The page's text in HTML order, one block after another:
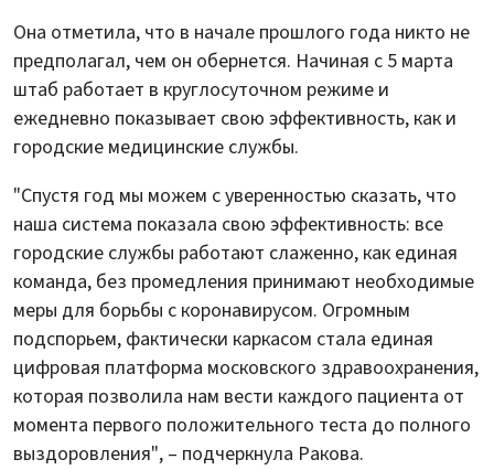
Она отметила, что в начале прошлого года никто не
предполагал, чем он обернется. Начиная с 5 марта
штаб работает в круглосуточном режиме и
ежедневно показывает свою эффективность, как и
городские медицинские службы.
"Спустя год мы можем с уверенностью сказать, что
наша система показала свою эффективность: все
городские службы работают слаженно, как единая
команда, без промедления принимают необходимые
меры для борьбы с коронавирусом. Огромным
подспорьем, фактически каркасом стала единая
цифровая платформа московского здравоохранения,
которая позволила нам вести каждого пациента от
момента первого положительного теста до полного
выздоровления", – подчеркнула Ракова.